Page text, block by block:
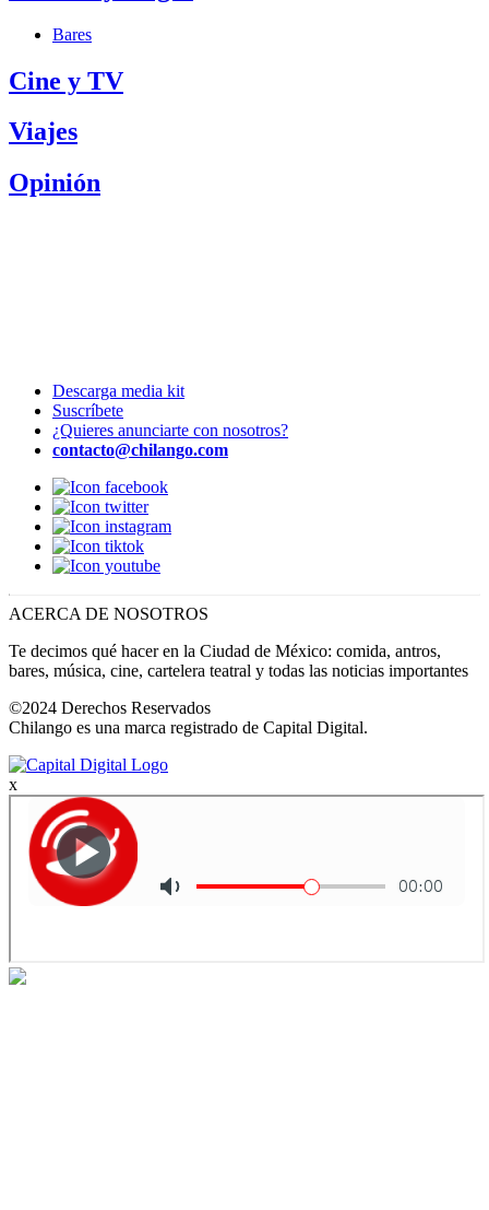
Bares
Cine y TV
Viajes
Opinión
Descarga media kit
Suscríbete
¿Quieres anunciarte con nosotros?
contacto@chilango.com
ACERCA DE NOSOTROS
Te decimos qué hacer en la Ciudad de México: comida, antros,
bares, música, cine, cartelera teatral y todas las noticias importantes
©2024 Derechos Reservados
Chilango es una marca registrado de Capital Digital.
x